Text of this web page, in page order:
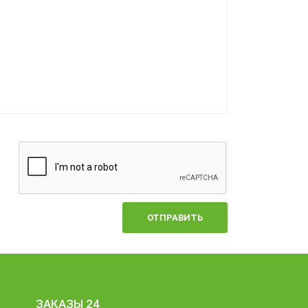
ОТПРАВИТЬ
ЗАКАЗЫ 24